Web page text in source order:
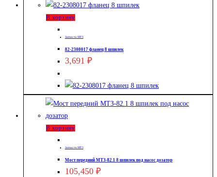
В корзину
Запчасти МТЗ
82-2308017 фланец 8 шпилек
3,691 ₽
В корзину
Запчасти МТЗ
Мост передний МТЗ-82.1 8 шпилек под насос дозатор
105,450 ₽